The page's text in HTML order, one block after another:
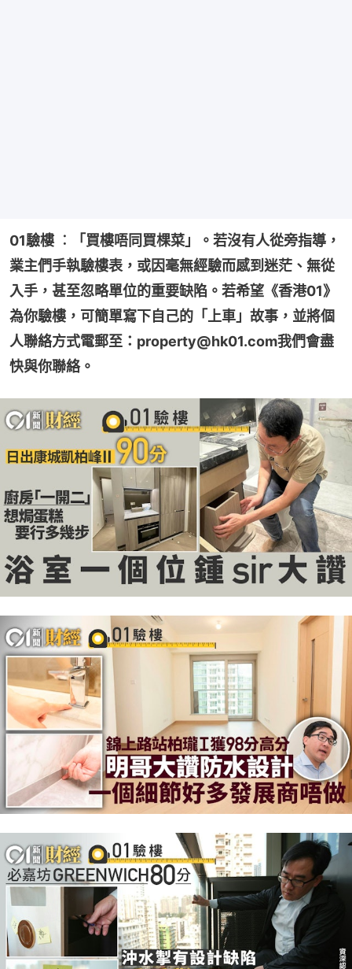
01驗樓 ︰「買樓唔同買棵菜」。若沒有人從旁指導，
業主們手執驗樓表，或因毫無經驗而感到迷茫、無從
入手，甚至忽略單位的重要缺陷。若希望《香港01》
為你驗樓，可簡單寫下自己的「上車」故事，並將個
人聯絡方式電郵至：property@hk01.com我們會盡
快與你聯絡。